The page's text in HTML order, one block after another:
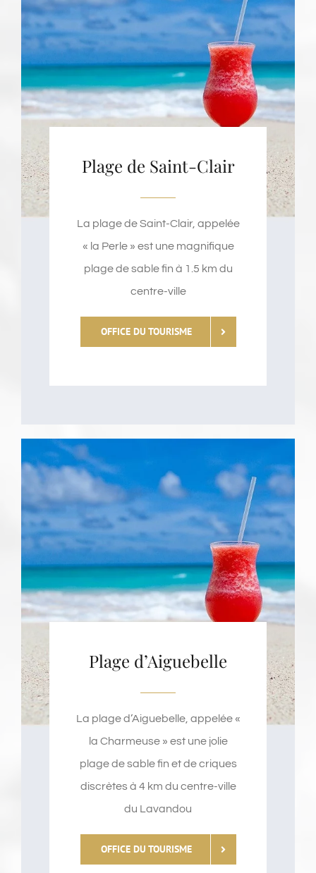
Plage de Saint-Clair
La plage de Saint-Clair, appelée
« la Perle » est une magnifique
plage de sable fin à 1.5 km du
centre-ville
OFFICE DU TOURISME
Plage d’Aiguebelle
La plage d’Aiguebelle, appelée «
la Charmeuse » est une jolie
plage de sable fin et de criques
discrètes à 4 km du centre-ville
du Lavandou
OFFICE DU TOURISME